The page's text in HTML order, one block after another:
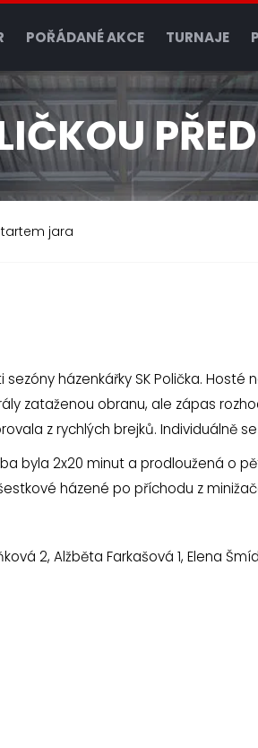
POŘÁDANÉ AKCE TURNAJE
jara
házenkářky SK Polička.
zataženou obranu, ale zápas
z rychlých brejků. Individuálně
byla 2x20 minut a prodloužená o
házené po příchodu z
2, Alžběta Farkašová 1, Elena